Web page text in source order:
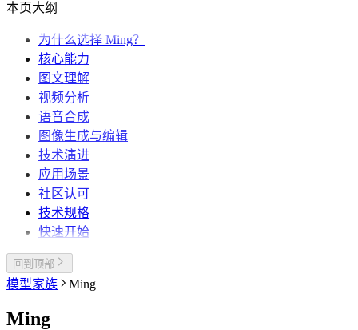
本页大纲
为什么选择 Ming？
核心能力
图文理解
视频分析
语音合成
图像生成与编辑
技术演进
应用场景
社区认可
技术规格
快速开始
回到顶部
模型家族 Ming
Ming